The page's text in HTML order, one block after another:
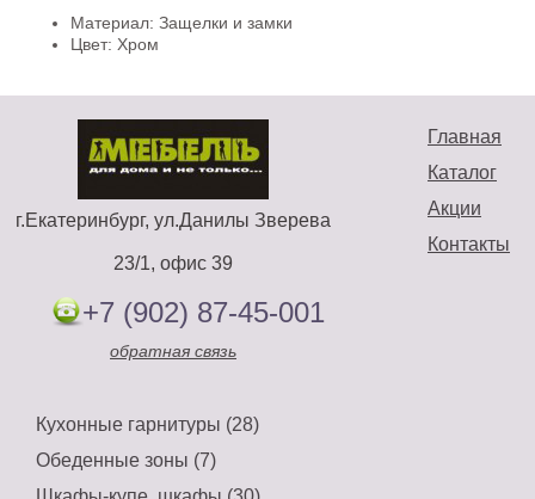
Материал: Защелки и замки
Цвет: Хром
Главная
Каталог
Акции
Контакты
г.Екатеринбург, ул.Данилы Зверева
23/1, офис 39
+7 (902) 87-45-001
обратная связь
Кухонные гарнитуры (28)
Обеденные зоны (7)